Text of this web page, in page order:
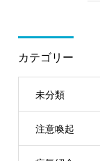
カテゴリー
未分類
注意喚起